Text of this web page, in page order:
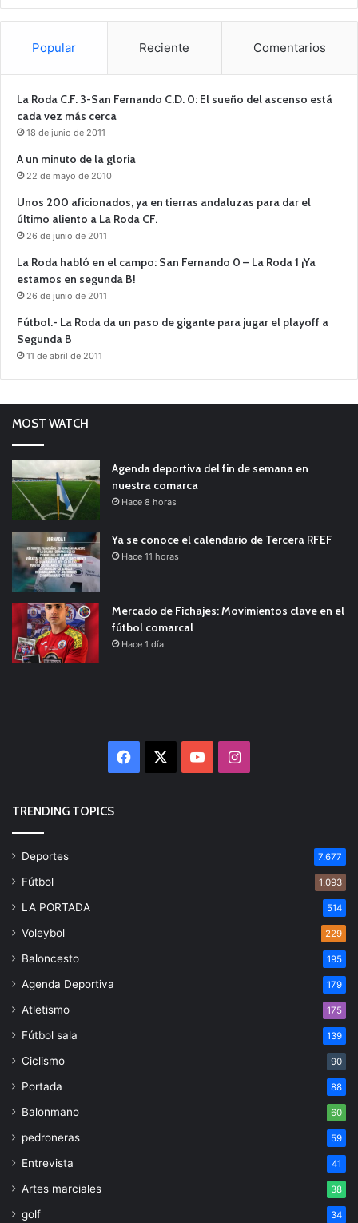
Popular Reciente Comentarios
La Roda C.F. 3-San Fernando C.D. 0: El sueño del ascenso está
cada vez más cerca
18 de junio de 2011
A un minuto de la gloria
22 de mayo de 2010
Unos 200 aficionados, ya en tierras andaluzas para dar el
último aliento a La Roda CF.
26 de junio de 2011
La Roda habló en el campo: San Fernando 0 – La Roda 1 ¡Ya
estamos en segunda B!
26 de junio de 2011
Fútbol.- La Roda da un paso de gigante para jugar el playoff a
Segunda B
11 de abril de 2011
MOST WATCH
Agenda deportiva del fin de semana en
nuestra comarca
Hace 8 horas
Ya se conoce el calendario de Tercera RFEF
Hace 11 horas
Mercado de Fichajes: Movimientos clave en el
fútbol comarcal
Hace 1 día
Facebook YouTubeInstagram
TRENDING TOPICS
Deportes 7.677
Fútbol 1.093
LA PORTADA 514
Voleybol 229
Baloncesto 195
Agenda Deportiva 179
Atletismo 175
Fútbol sala 139
Ciclismo 90
Portada 88
Balonmano 60
pedroneras 59
Entrevista 41
Artes marciales 38
golf 34